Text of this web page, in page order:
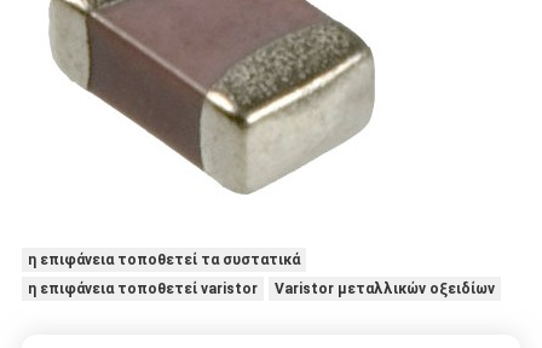
η επιφάνεια τοποθετεί τα συστατικά
η επιφάνεια τοποθετεί varistor
Varistor μεταλλικών οξειδίων